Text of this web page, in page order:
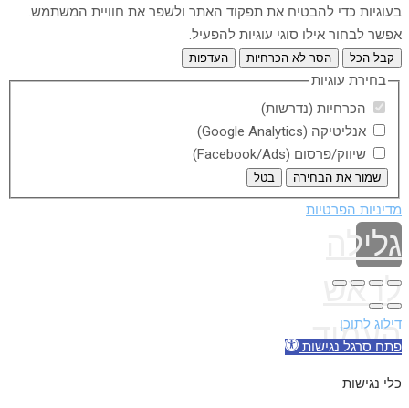
בעוגיות כדי להבטיח את תפקוד האתר ולשפר את חוויית המשתמש.
אפשר לבחור אילו סוגי עוגיות להפעיל.
קבל הכל הסר לא הכרחיות העדפות
בחירת עוגיות
הכרחיות (נדרשות)
אנליטיקה (Google Analytics)
שיווק/פרסום (Facebook/Ads)
שמור את הבחירה בטל
מדיניות הפרטיות
גלילה
לראש
העמוד
דילוג לתוכן
פתח סרגל נגישות
כלי נגישות